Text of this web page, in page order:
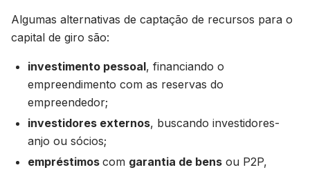
Algumas alternativas de captação de recursos para o
capital de giro são:
investimento pessoal, financiando o
empreendimento com as reservas do
empreendedor;
investidores externos, buscando investidores-
anjo ou sócios;
empréstimos com garantia de bens ou P2P,